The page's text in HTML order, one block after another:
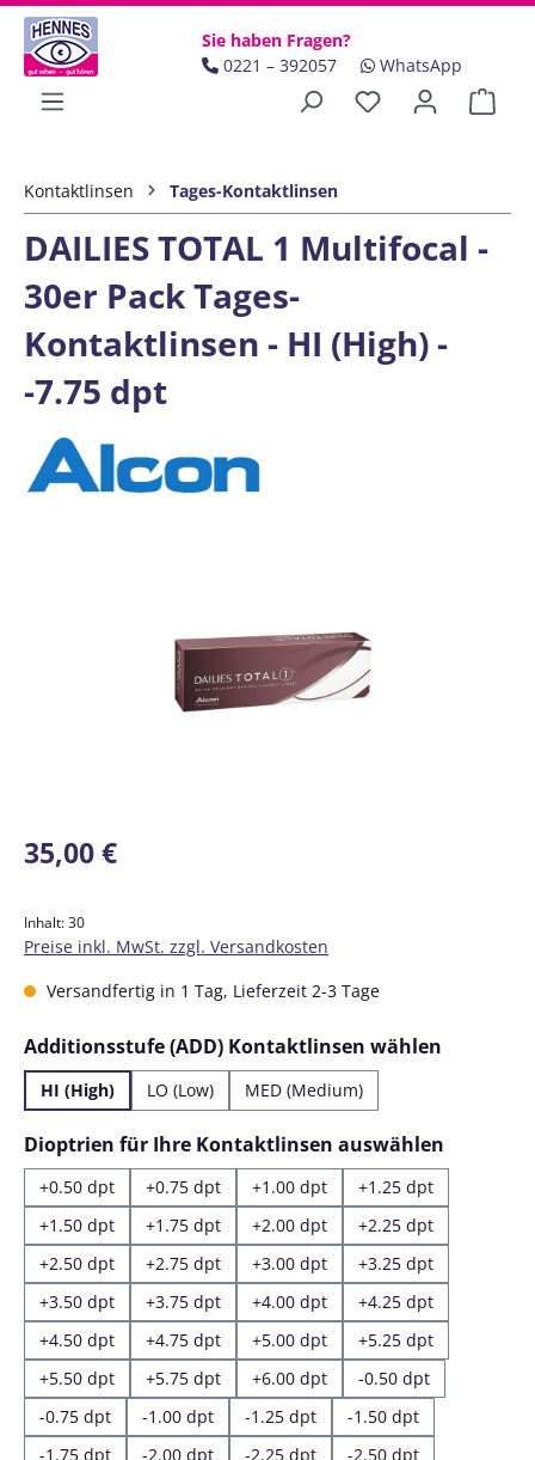
Zum Hauptinhalt springen
Sie haben Fragen?
0221 – 392057
WhatsApp
Kontaktlinsen Tages-Kontaktlinsen
DAILIES TOTAL 1 Multifocal -
30er Pack Tages-
Kontaktlinsen - HI (High) -
-7.75 dpt
Regulärer Preis:
35,00 €
Inhalt:30
Preise inkl. MwSt. zzgl. Versandkosten
Versandfertig in 1 Tag, Lieferzeit 2-3 Tage
Additionsstufe (ADD) Kontaktlinsen wählen
HI (High) LO (Low) MED (Medium)
Dioptrien für Ihre Kontaktlinsen auswählen
+0.50 dpt +0.75 dpt +1.00 dpt
+1.25 dpt
+1.50 dpt
+1.75 dpt +2.00 dpt
+2.25 dpt
+2.50 dpt
+2.75 dpt +3.00 dpt
+3.25 dpt
+3.50 dpt
+3.75 dpt +4.00 dpt
+4.25 dpt
+4.50 dpt
+4.75 dpt +5.00 dpt
+5.25 dpt
+5.50 dpt
+5.75 dpt +6.00 dpt
-0.50 dpt
-0.75 dpt
-1.00 dpt -1.25 dpt
-1.50 dpt
-1.75 dpt
-2.00 dpt -2.25 dpt
-2.50 dpt